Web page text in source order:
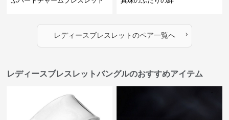
レディースブレスレット のペア一覧へ ›
レディースブレスレットバングルのおすすめアイテム